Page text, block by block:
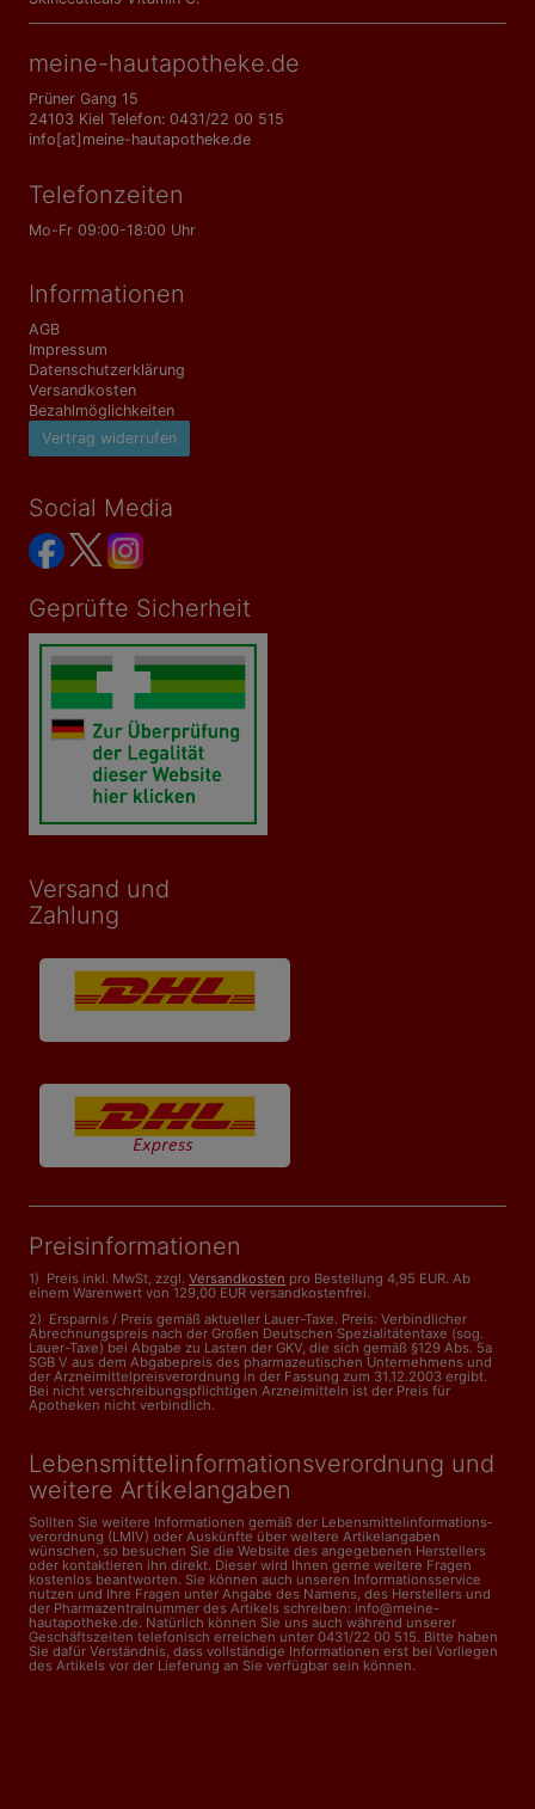
meine-hautapotheke.de
Prüner Gang 15
24103 Kiel Telefon: 0431/22 00 515
info[at]meine-hautapotheke.de
Telefonzeiten
Mo-Fr 09:00-18:00 Uhr
Informationen
AGB
Impressum
Datenschutzerklärung
Versandkosten
Bezahlmöglichkeiten
Vertrag widerrufen
Social Media
Geprüfte Sicherheit
Versand und
Zahlung
Preisinformationen
1) Preis inkl. MwSt, zzgl. Versandkosten pro Bestellung 4,95 EUR. Ab
einem Warenwert von 129,00 EUR versandkostenfrei.
2) Ersparnis / Preis gemäß aktueller Lauer-Taxe. Preis: Verbindlicher
Abrechnungspreis nach der Großen Deutschen Spezialitätentaxe (sog.
Lauer-Taxe) bei Abgabe zu Lasten der GKV, die sich gemäß §129 Abs. 5a
SGB V aus dem Abgabepreis des pharmazeutischen Unternehmens und
der Arzneimittelpreisverordnung in der Fassung zum 31.12.2003 ergibt.
Bei nicht verschreibungspflichtigen Arzneimitteln ist der Preis für
Apotheken nicht verbindlich.
Lebensmittelinformations­verordnung und
weitere Artikelangaben
Sollten Sie weitere Informationen gemäß der Lebensmittel­informations­
verordnung (LMIV) oder Auskünfte über weitere Artikelangaben
wünschen, so besuchen Sie die Website des angegebenen Herstellers
oder kontaktieren ihn direkt. Dieser wird Ihnen gerne weitere Fragen
kostenlos beantworten. Sie können auch unseren Informationsservice
nutzen und Ihre Fragen unter Angabe des Namens, des Herstellers und
der Pharmazentralnummer des Artikels schreiben: info@meine-
hautapotheke.de. Natürlich können Sie uns auch während unserer
Geschäftszeiten telefonisch erreichen unter 0431/22 00 515. Bitte haben
Sie dafür Verständnis, dass vollständige Informationen erst bei Vorliegen
des Artikels vor der Lieferung an Sie verfügbar sein können.